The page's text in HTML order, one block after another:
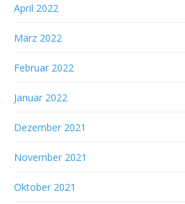
April 2022
März 2022
Februar 2022
Januar 2022
Dezember 2021
November 2021
Oktober 2021